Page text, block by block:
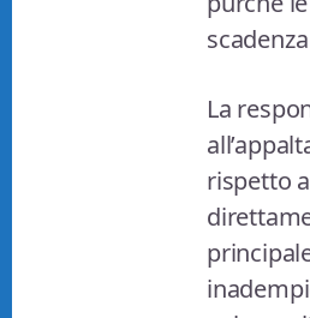
La
rispetto